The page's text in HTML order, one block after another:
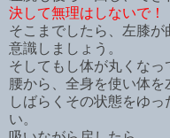
決して無理はしないで！
そこまでしたら、左膝が
意識しましょう。
そしてもし体が丸くなっ
腰から、全身を使い体を
しばらくその状態をゆ
い。